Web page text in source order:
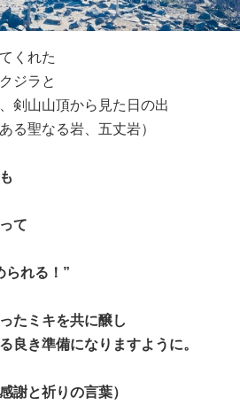
くれた
ジラと
剣山山頂から見た日の出
る聖なる岩、五丈岩）
て
られる！”
たミキを共に醸し
良き準備になりますように。
謝と祈りの言葉）